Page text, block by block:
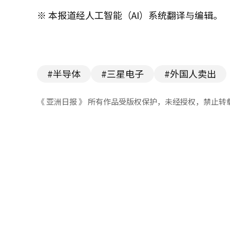
※ 本报道经人工智能（AI）系统翻译与编辑。
#半导体 #三星电子 #外国人卖出
《 亚洲日报 》 所有作品受版权保护，未经授权，禁止转